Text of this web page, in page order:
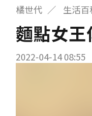
橘世代 生活百
麵點女
2022-04-14 08:55